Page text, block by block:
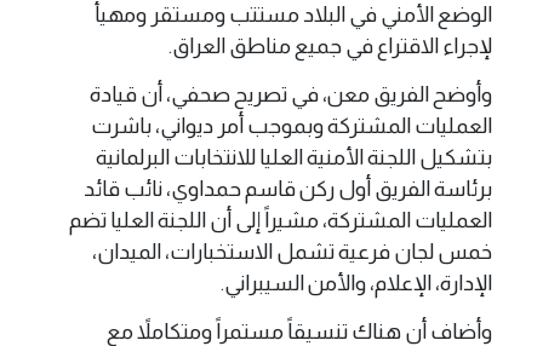
الوضع الأمني في البلاد مستتب ومستقر ومهيأ
لإجراء الاقتراع في جميع مناطق العراق.
وأوضح الفريق معن، في تصريح صحفي، أن قيادة
العمليات المشتركة وبموجب أمر ديواني، باشرت
بتشكيل اللجنة الأمنية العليا للانتخابات البرلمانية
برئاسة الفريق أول ركن قاسم حمداوي، نائب قائد
العمليات المشتركة، مشيراً إلى أن اللجنة العليا تضم
خمس لجان فرعية تشمل الاستخبارات، الميدان،
الإدارة، الإعلام، والأمن السيبراني.
وأضاف أن هناك تنسيقاً مستمراً ومتكاملاً مع